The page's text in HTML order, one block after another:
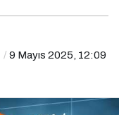
9 Mayıs 2025, 12:09